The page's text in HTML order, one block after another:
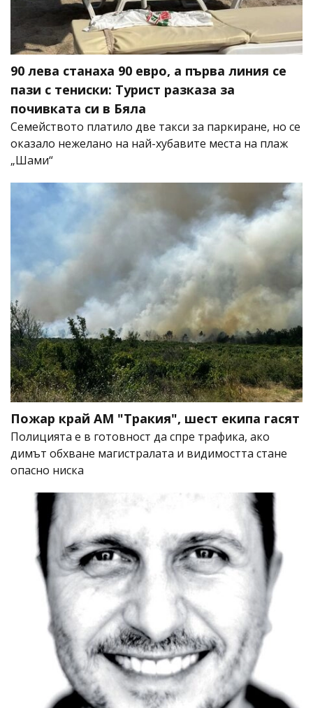
90 лева станаха 90 евро, а първа линия се
пази с тениски: Турист разказа за
почивката си в Бяла
Семейството платило две такси за паркиране, но се
оказало нежелано на най-хубавите места на плаж
„Шами“
Пожар край АМ "Тракия", шест екипа гасят
Полицията е в готовност да спре трафика, ако
димът обхване магистралата и видимостта стане
опасно ниска